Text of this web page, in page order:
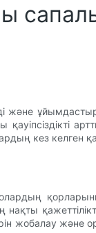
және
кез келген
олардың
жобалау және